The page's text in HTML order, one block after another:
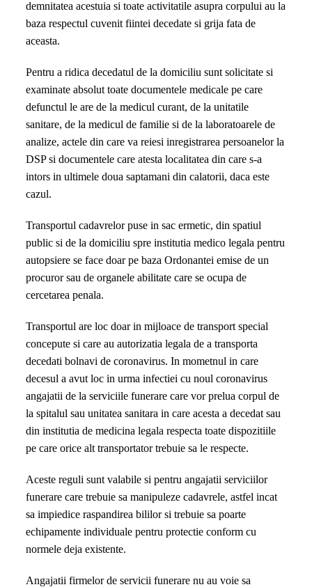
demnitatea acestuia si toate activitatile asupra corpului au la
baza respectul cuvenit fiintei decedate si grija fata de
aceasta.
Pentru a ridica decedatul de la domiciliu sunt solicitate si
examinate absolut toate documentele medicale pe care
defunctul le are de la medicul curant, de la unitatile
sanitare, de la medicul de familie si de la laboratoarele de
analize, actele din care va reiesi inregistrarea persoanelor la
DSP si documentele care atesta localitatea din care s-a
intors in ultimele doua saptamani din calatorii, daca este
cazul.
Transportul cadavrelor puse in sac ermetic, din spatiul
public si de la domiciliu spre institutia medico legala pentru
autopsiere se face doar pe baza Ordonantei emise de un
procuror sau de organele abilitate care se ocupa de
cercetarea penala.
Transportul are loc doar in mijloace de transport special
concepute si care au autorizatia legala de a transporta
decedati bolnavi de coronavirus. In mometnul in care
decesul a avut loc in urma infectiei cu noul coronavirus
angajatii de la serviciile funerare care vor prelua corpul de
la spitalul sau unitatea sanitara in care acesta a decedat sau
din institutia de medicina legala respecta toate dispozitiile
pe care orice alt transportator trebuie sa le respecte.
Aceste reguli sunt valabile si pentru angajatii serviciilor
funerare care trebuie sa manipuleze cadavrele, astfel incat
sa impiedice raspandirea bililor si trebuie sa poarte
echipamente individuale pentru protectie conform cu
normele deja existente.
Angajatii firmelor de servicii funerare nu au voie sa